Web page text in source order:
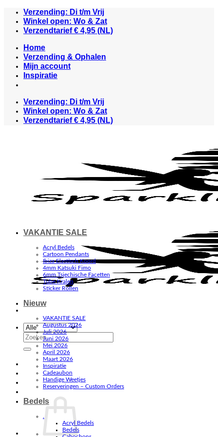
naar
inhoud
Verzending: Di t/m Vrij
Winkel open: Wo & Zat
Verzendtarief € 4,95 (NL)
Home
Verzending & Ophalen
Mijn account
Inspiratie
Verzending: Di t/m Vrij
Winkel open: Wo & Zat
Verzendtarief € 4,95 (NL)
Zoeken
naar:
VAKANTIE SALE
Acryl Bedels
Cartoon Pendants
Ibiza Elastisch Koord
4mm Katsuki Fimo
6mm Tsjechische Facetten
Tube Kralen
Sticker Rollen
Nieuw
VAKANTIE SALE
Augustus 2026
Juli 2026
Juni 2026
Mei 2026
April 2026
Maart 2026
Inspiratie
Cadeaubon
Handige Weetjes
Reserveringen – Custom Orders
Bedels
.
Acryl Bedels
Bedels